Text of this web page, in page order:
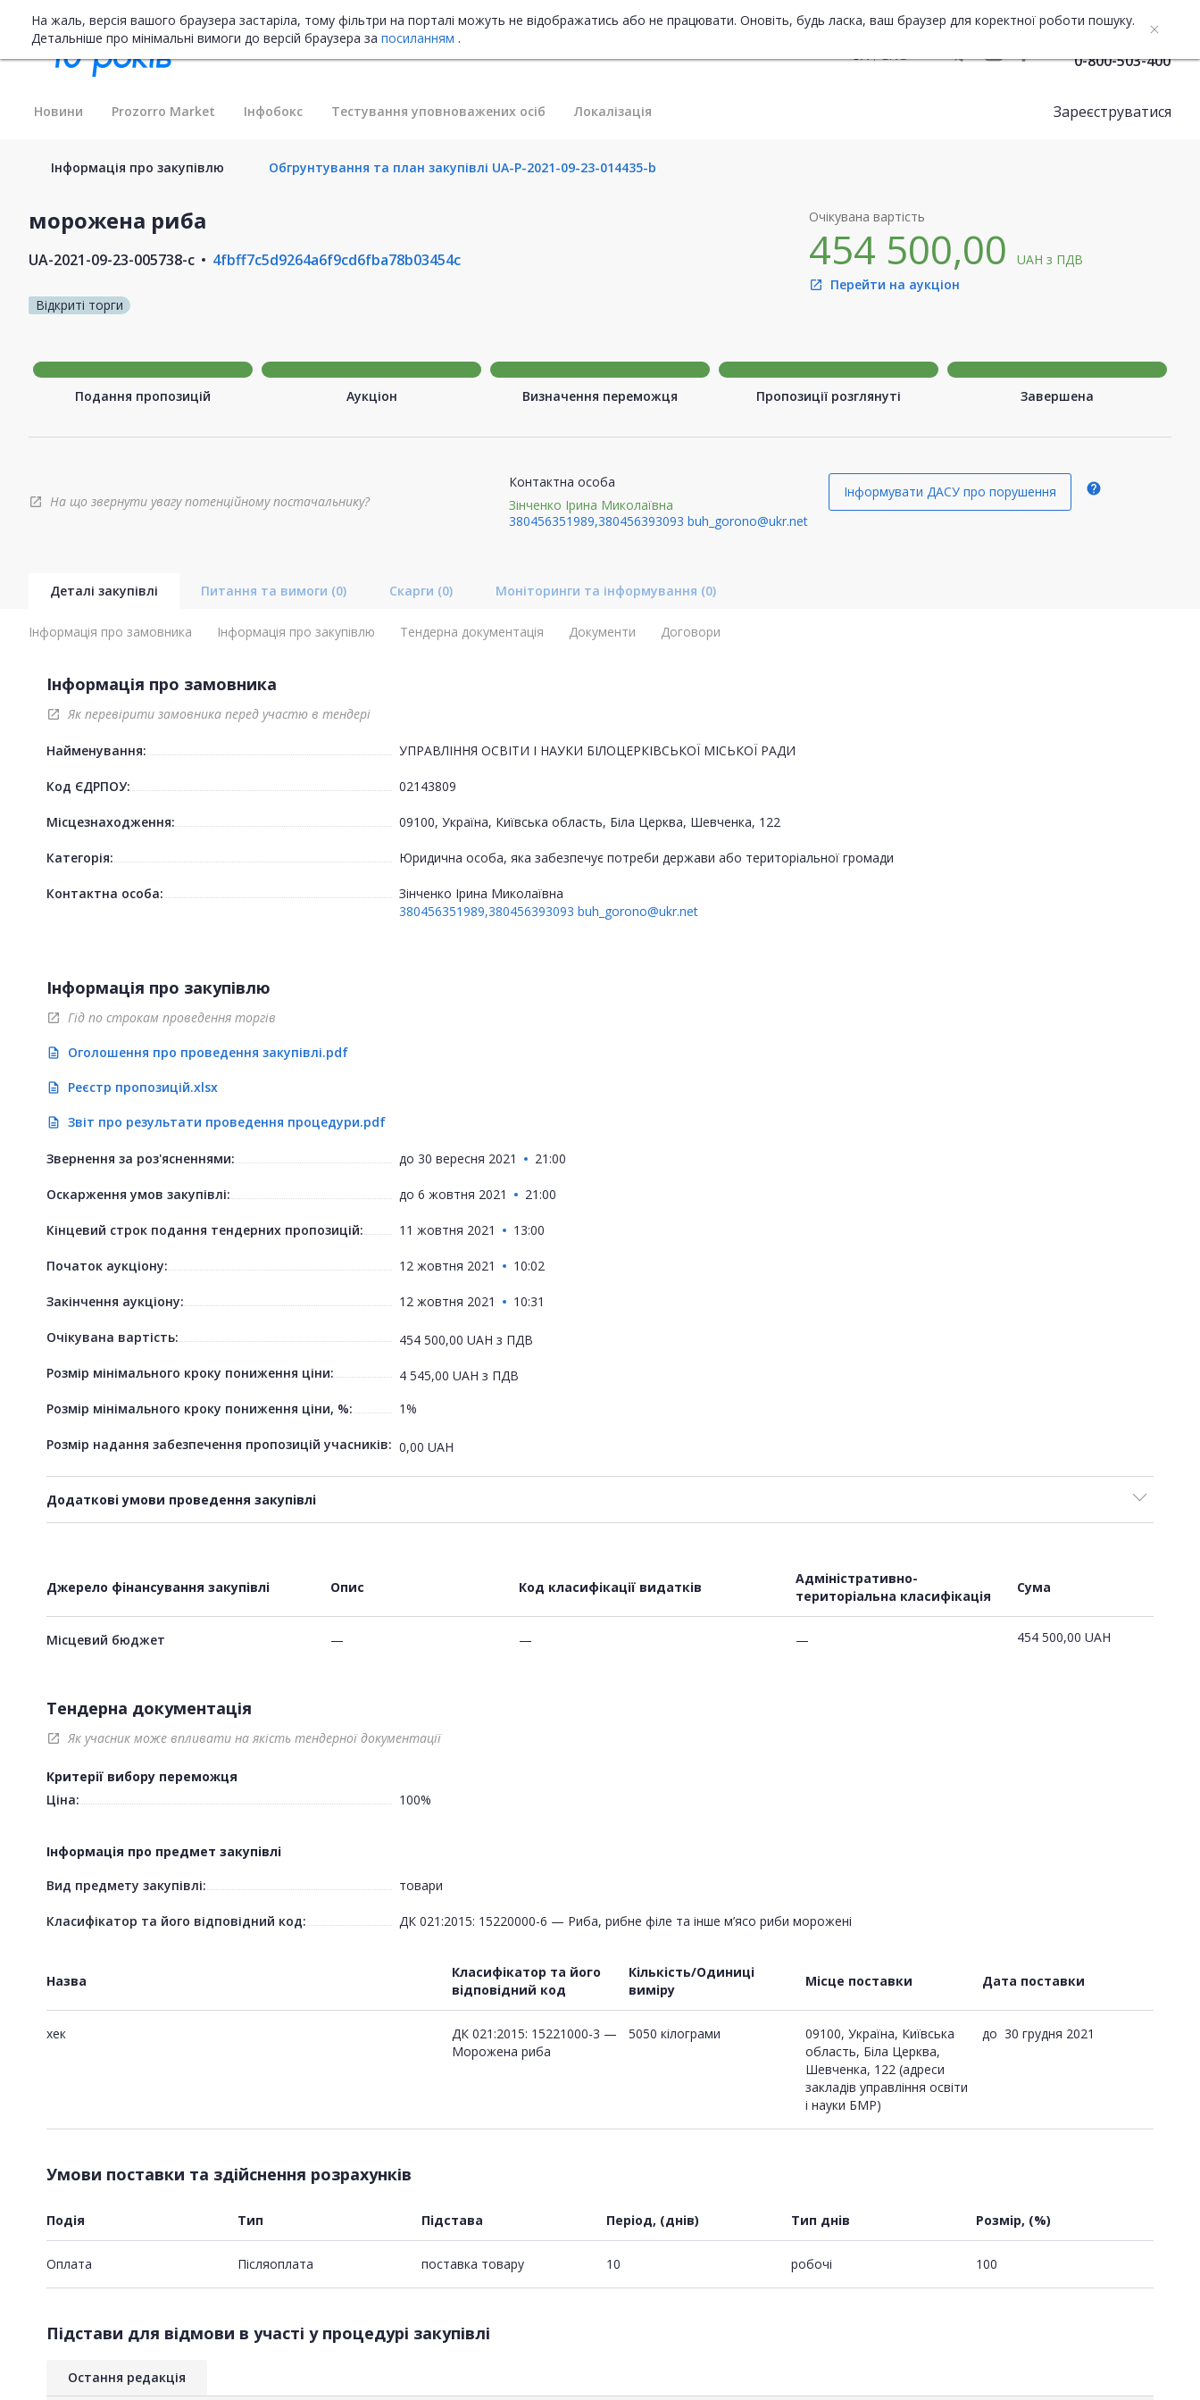
На жаль, версія вашого браузера застаріла, тому фільтри на порталі можуть не відображатись або не працювати. Оновіть, будь ласка, ваш браузер для коректної роботи пошуку.
Детальніше про мінімальні вимоги до версій браузера за посиланням .
UA
ENG 0-800-503-400
Новини Prozorro Market Інфобокс Тестування уповноважених осіб Локалізація Зареєструватися
Інформація про закупівлю Обгрунтування та план закупівлі UA-P-2021-09-23-014435-b
морожена риба
UA-2021-09-23-005738-c 4fbff7c5d9264a6f9cd6fba78b03454c
Відкриті торги
Очікувана вартість
454 500,00UAHз ПДВ
open_in_new Перейти на аукціон
Подання пропозицій Аукціон Визначення переможця Пропозиції розглянуті Завершена
open_in_new На що звернути увагу потенційному постачальнику?
Контактна особа
Зінченко Ірина Миколаївна
380456351989,380456393093 buh_gorono@ukr.net
Інформувати ДАСУ про порушення help
Деталі закупівлі Питання та вимоги (0) Скарги (0) Моніторинги та інформування (0)
Інформація про замовника Інформація про закупівлю Тендерна документація Документи Договори
Інформація про замовника
open_in_new Як перевірити замовника перед участю в тендері
Найменування: УПРАВЛІННЯ ОСВІТИ І НАУКИ БІЛОЦЕРКІВСЬКОЇ МІСЬКОЇ РАДИ
Код ЄДРПОУ: 02143809
Місцезнаходження: 09100, Україна, Київська область, Біла Церква, Шевченка, 122
Категорія: Юридична особа, яка забезпечує потреби держави або територіальної громади
Контактна особа:
Зінченко Ірина Миколаївна
380456351989,380456393093 buh_gorono@ukr.net
Інформація про закупівлю
open_in_new Гід по строкам проведення торгів
description Оголошення про проведення закупівлі.pdf
description Реєстр пропозицій.xlsx
description Звіт про результати проведення процедури.pdf
Звернення за роз'ясненнями: до 30 вересня 2021 21:00
Оскарження умов закупівлі: до 6 жовтня 2021 21:00
Кінцевий строк подання тендерних пропозицій: 11 жовтня 2021 13:00
Початок аукціону: 12 жовтня 2021 10:02
Закінчення аукціону: 12 жовтня 2021 10:31
Очікувана вартість: 454 500,00 UAH з ПДВ
Розмір мінімального кроку пониження ціни:
4 545,00 UAH з ПДВ
Розмір мінімального кроку пониження ціни, %:
1%
Розмір надання забезпечення пропозицій учасників: 0,00 UAH
Додаткові умови проведення закупівлі
Джерело фінансування закупівлі Опис Код класифікації видатків
Адміністративно-
територіальна класифікація
Сума
Місцевий бюджет — — — 454 500,00 UAH
Тендерна документація
open_in_new Як учасник може впливати на якість тендерної документації
Критерії вибору переможця
Ціна:
100%
Інформація про предмет закупівлі
Вид предмету закупівлі:
товари
Класифікатор та його відповідний код: ДК 021:2015: 15220000-6 — Риба, рибне філе та інше м’ясо риби морожені
Назва
Класифікатор та його
відповідний код
Кількість/Одиниці
виміру
Місце поставки Дата поставки
хек
ДК 021:2015: 15221000-3 —
Морожена риба
5050 кілограми
09100, Україна, Київська
область, Біла Церква,
Шевченка, 122 (адреси
закладів управління освіти
і науки БМР)
до 30 грудня 2021
Умови поставки та здійснення розрахунків
Подія Тип Підстава Період, (днів) Тип днів Розмір, (%)
Оплата Пiсляоплата поставка товару 10 робочі 100
Підстави для відмови в участі у процедурі закупівлі
Остання редакція